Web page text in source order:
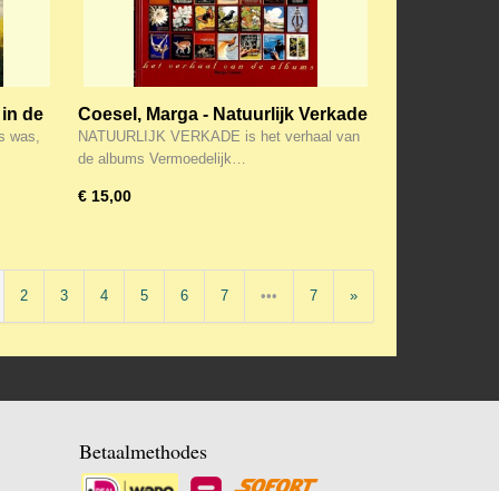
de
was,
Coesel, Marga - Natuurlijk Verkade
NATUURLIJK VERKADE is het verhaal van
de albums Vermoedelijk…
€ 15,00
2 3 4 5 6 7 ••• 7 »
Betaalmethodes